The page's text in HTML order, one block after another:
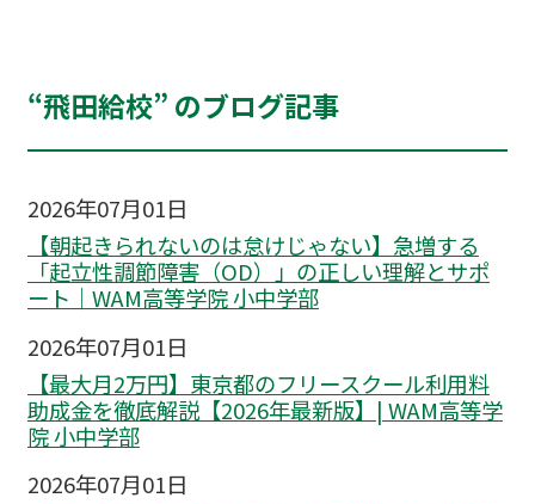
“飛田給校” のブログ記事
2026年07月01日
【朝起きられないのは怠けじゃない】急増する
「起立性調節障害（OD）」の正しい理解とサポ
ート｜WAM高等学院 小中学部
2026年07月01日
【最大月2万円】東京都のフリースクール利用料
助成金を徹底解説【2026年最新版】| WAM高等学
院 小中学部
2026年07月01日